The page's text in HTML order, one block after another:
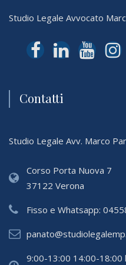
Studio Legale Avvocato
Contatti
Studio Legale Avv. Marco
Corso Porta Nuova 7
37122 Verona
Fisso e Whatsapp:
9:00-13:00 14:00-18:00